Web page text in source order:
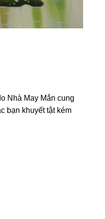
Nhà May Mắn cung
bạn khuyết tật kém